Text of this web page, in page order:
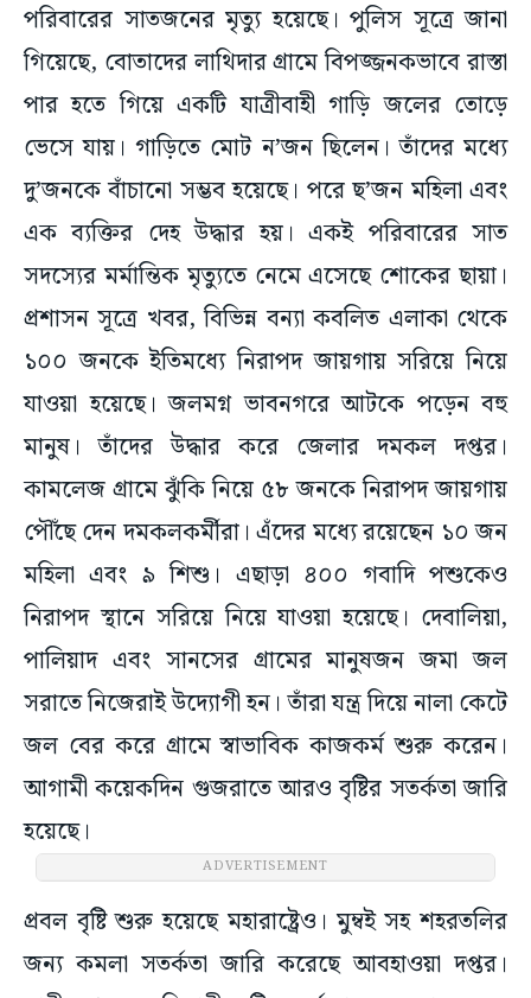
পরিবারের সাতজনের মৃত্যু হয়েছে। পুলিস সূত্রে জানা
গিয়েছে, বোতাদের লাথিদার গ্রামে বিপজ্জনকভাবে রাস্তা
পার হতে গিয়ে একটি যাত্রীবাহী গাড়ি জলের তোড়ে
ভেসে যায়। গাড়িতে মোট ন’জন ছিলেন। তাঁদের মধ্যে
দু’জনকে বাঁচানো সম্ভব হয়েছে। পরে ছ’জন মহিলা এবং
এক ব্যক্তির দেহ উদ্ধার হয়। একই পরিবারের সাত
সদস্যের মর্মান্তিক মৃত্যুতে নেমে এসেছে শোকের ছায়া।
প্রশাসন সূত্রে খবর, বিভিন্ন বন্যা কবলিত এলাকা থেকে
১০০ জনকে ইতিমধ্যে নিরাপদ জায়গায় সরিয়ে নিয়ে
যাওয়া হয়েছে। জলমগ্ন ভাবনগরে আটকে পড়েন বহু
মানুষ। তাঁদের উদ্ধার করে জেলার দমকল দপ্তর।
কামলেজ গ্রামে ঝুঁকি নিয়ে ৫৮ জনকে নিরাপদ জায়গায়
পৌঁছে দেন দমকলকর্মীরা। এঁদের মধ্যে রয়েছেন ১০ জন
মহিলা এবং ৯ শিশু। এছাড়া ৪০০ গবাদি পশুকেও
নিরাপদ স্থানে সরিয়ে নিয়ে যাওয়া হয়েছে। দেবালিয়া,
পালিয়াদ এবং সানসের গ্রামের মানুষজন জমা জল
সরাতে নিজেরাই উদ্যোগী হন। তাঁরা যন্ত্র দিয়ে নালা কেটে
জল বের করে গ্রামে স্বাভাবিক কাজকর্ম শুরু করেন।
আগামী কয়েকদিন গুজরাতে আরও বৃষ্টির সতর্কতা জারি
হয়েছে।
ADVERTISEMENT
প্রবল বৃষ্টি শুরু হয়েছে মহারাষ্ট্রেও। মুম্বই সহ শহরতলির
জন্য কমলা সতর্কতা জারি করেছে আবহাওয়া দপ্তর।